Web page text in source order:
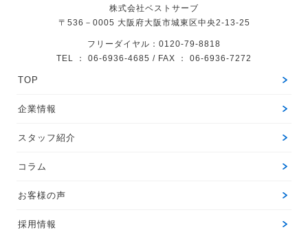
株式会社ベストサーブ
〒536－0005 大阪府大阪市城東区中央2-13-25
フリーダイヤル：0120-79-8818
TEL ： 06-6936-4685 / FAX ： 06-6936-7272
TOP
企業情報
スタッフ紹介
コラム
お客様の声
採用情報